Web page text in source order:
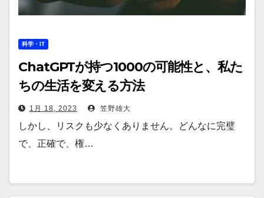
科学・IT
ChatGPTが持つ1000の可能性と、私た
ちの生活を変える方法
1月 18, 2023 笠野雄大
しかし、リスクも少なくありません。どんなに完璧
で、正確で、権…